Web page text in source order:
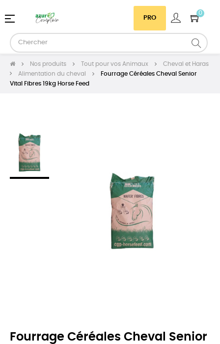
PRO
0
Basculer
navigation
☰
Nos produits Tout pour vos Animaux
Cheval et Haras
Alimentation du cheval
Fourrage Céréales Cheval Senior
Vital Fibres 19kg Horse Feed
Fourrage Céréales Cheval Senior